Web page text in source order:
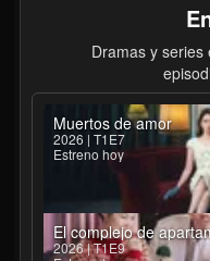
Dramas y
Muertos de amor
2026 | T1E7
Estreno hoy
El complejo de
2026 | T1E9